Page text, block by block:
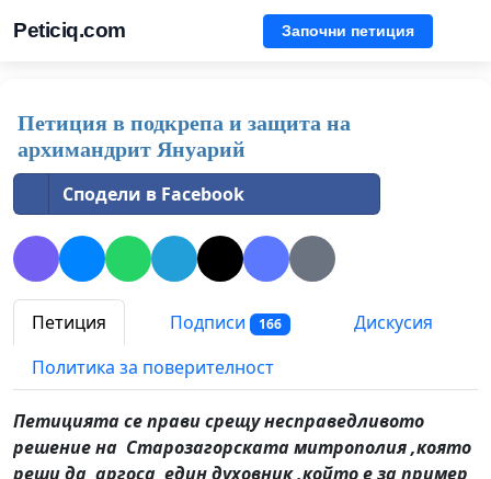
Peticiq.com Започни петиция
Петиция в подкрепа и защита на
архимандрит Януарий
Сподели в Facebook
Петиция Подписи 166
Дискусия
Политика за поверителност
Петицията се прави срещу несправедливото
решение на Старозагорската митрополия ,която
реши да аргоса един духовник ,който е за пример